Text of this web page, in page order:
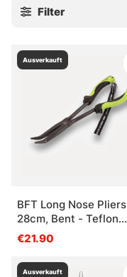
Filter
Ausverkauft
BFT Long Nose Pliers
28cm, Bent - Teflon
Coated
€21.90
Ausverkauft